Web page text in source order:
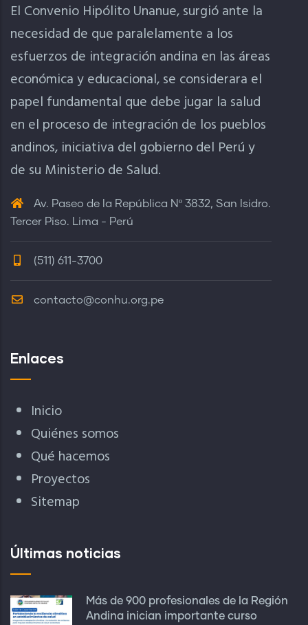
El Convenio Hipólito Unanue, surgió ante la
necesidad de que paralelamente a los
esfuerzos de integración andina en las áreas
económica y educacional, se considerara el
papel fundamental que debe jugar la salud
en el proceso de integración de los pueblos
andinos, iniciativa del gobierno del Perú y
de su Ministerio de Salud.
Av. Paseo de la República Nº 3832, San Isidro.
Tercer Piso. Lima - Perú
(511) 611-3700
contacto@conhu.org.pe
Enlaces
Inicio
Quiénes somos
Qué hacemos
Proyectos
Sitemap
Últimas noticias
Más de 900 profesionales de la Región
Andina inician importante curso